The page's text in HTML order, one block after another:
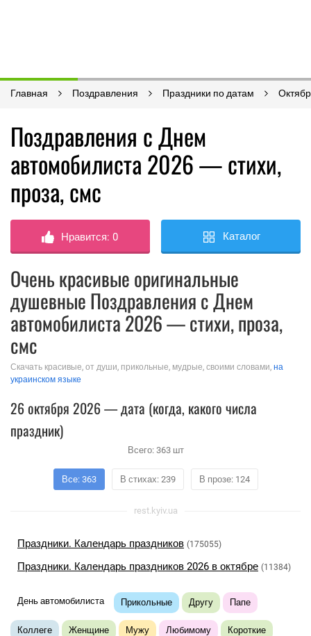
Главная Поздравления Праздники по датам
Поздравления с Днем
автомобилиста 2026 — стихи,
проза, смс
Нравится:0 Каталог
Очень красивые оригинальные
душевные Поздравления с Днем
автомобилиста 2026 — стихи, проза,
смс
Скачать красивые, от души, прикольные, мудрые, своими словами, на
украинском языке
26 октября 2026 — дата (когда, какого числа
праздник)
Всего: 363шт
Все: 363 В стихах: 239 В прозе: 124
rest.kyiv.ua
Праздники. Календарь праздников (175055)
Праздники. Календарь праздников 2026 в октябре (11384)
День автомобилиста Прикольные Другу Папе
Коллеге Женщине Мужу Любимому Короткие